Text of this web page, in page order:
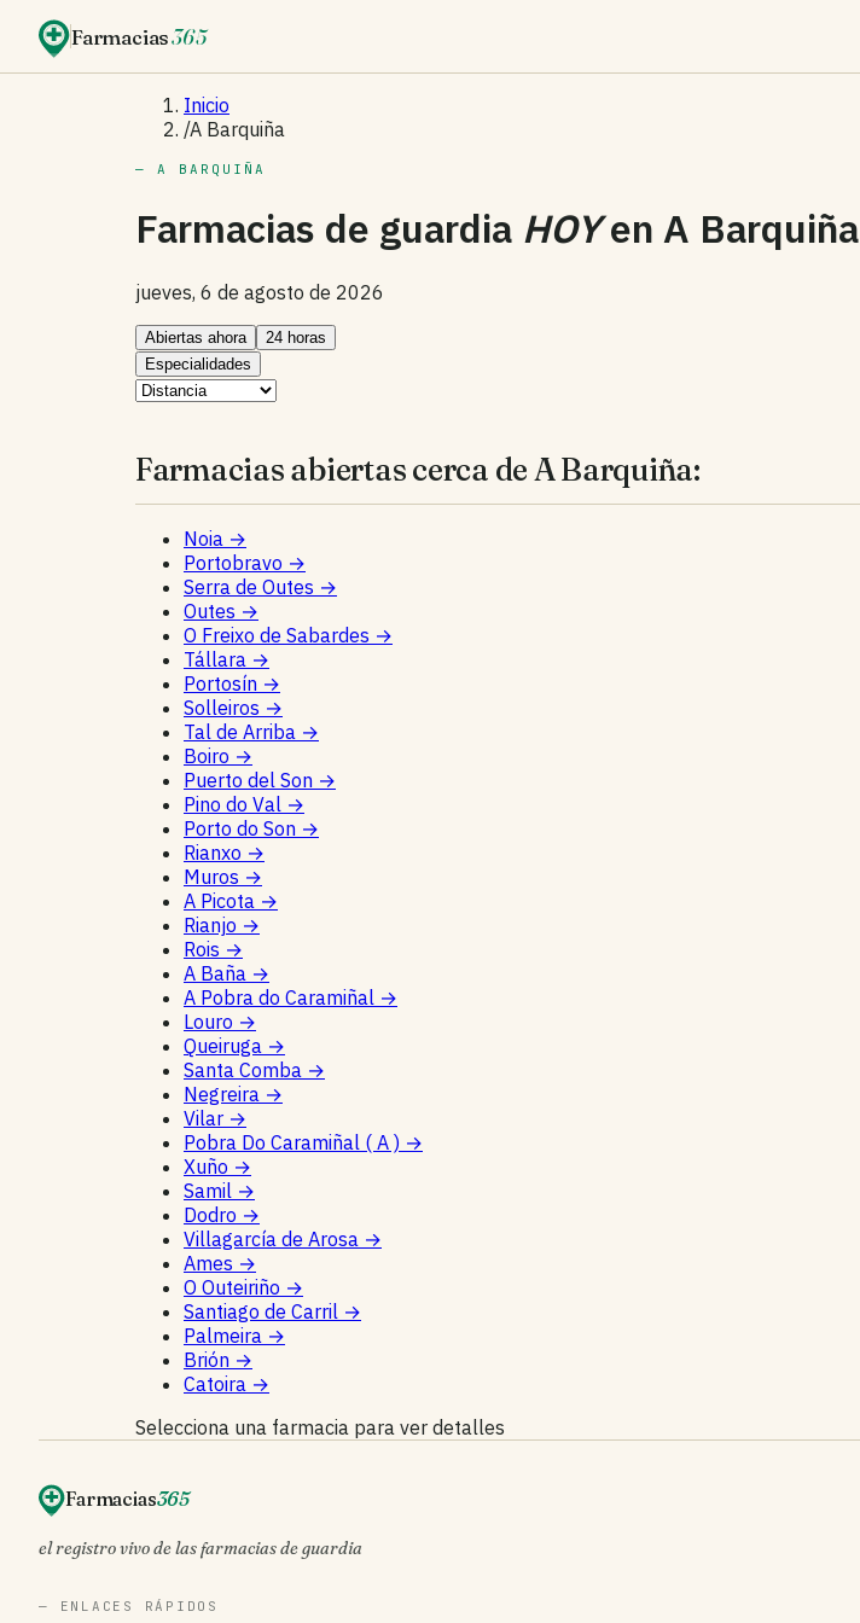
Farmacias365
Inicio
/A Barquiña
— A BARQUIÑA
Farmacias de guardia HOYen A Barquiña
jueves, 6 de agosto de 2026
Abiertas ahora
24 horas
Especialidades
Farmacias abiertas cerca de A Barquiña:
Noia →
Portobravo →
Serra de Outes →
Outes →
O Freixo de Sabardes →
Tállara →
Portosín →
Solleiros →
Tal de Arriba →
Boiro →
Puerto del Son →
Pino do Val →
Porto do Son →
Rianxo →
Muros →
A Picota →
Rianjo →
Rois →
A Baña →
A Pobra do Caramiñal →
Louro →
Queiruga →
Santa Comba →
Negreira →
Vilar →
Pobra Do Caramiñal ( A ) →
Xuño →
Samil →
Dodro →
Villagarcía de Arosa →
Ames →
O Outeiriño →
Santiago de Carril →
Palmeira →
Brión →
Catoira →
Selecciona una farmacia para ver detalles
Farmacias365
el registro vivo de las farmacias de guardia
— ENLACES RÁPIDOS